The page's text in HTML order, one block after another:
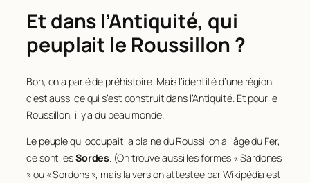
Et dans l’Antiquité, qui
peuplait le Roussillon ?
Bon, on a parlé de préhistoire. Mais l’identité d’une région,
c’est aussi ce qui s’est construit dans l’Antiquité. Et pour le
Roussillon, il y a du beau monde.
Le peuple qui occupait la plaine du Roussillon à l’âge du Fer,
ce sont lesSordes. (On trouve aussi les formes « Sardones
» ou « Sordons », mais la version attestée par Wikipédia est